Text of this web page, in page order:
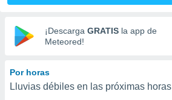
las
y
digital
basada
¡Descarga GRATIS la app de
Meteored!
Por horas
Lluvias débiles en las próximas horas